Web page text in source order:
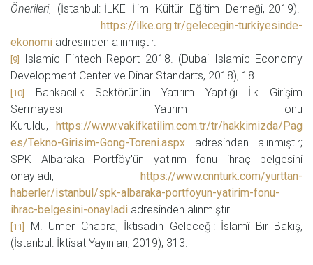
Önerileri, (İstanbul: İLKE İlim Kültür Eğitim Derneği, 2019).
https://ilke.org.tr/gelecegin-turkiyesinde-
ekonomi adresinden alınmıştır.
[9]
Islamic Fintech Report 2018. (Dubai Islamic Economy
Development Center ve Dinar Standarts, 2018), 18.
[10]
Bankacılık Sektörünün Yatırım Yaptığı İlk Girişim
Sermayesi Yatırım Fonu
Kuruldu,
https://www.vakifkatilim.com.tr/tr/hakkimizda/Pag
es/Tekno-Girisim-Gong-Toreni.aspx adresinden alınmıştır;
SPK Albaraka Portföy'ün yatırım fonu ihraç belgesini
onayladı,
https://www.cnnturk.com/yurttan-
haberler/istanbul/spk-albaraka-portfoyun-yatirim-fonu-
ihrac-belgesini-onayladi adresinden alınmıştır.
[11]
M. Umer Chapra, İktisadın Geleceği: İslamî Bir Bakış,
(İstanbul: İktisat Yayınları, 2019), 313.